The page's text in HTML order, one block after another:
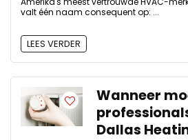
valt één naam consequent op: ...
LEES VERDER
Wanneer
Dallas